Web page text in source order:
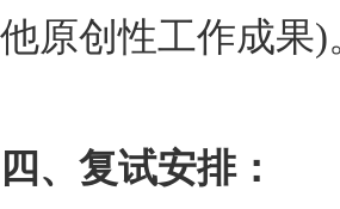
他原创性工作成果)
四、复试安排：